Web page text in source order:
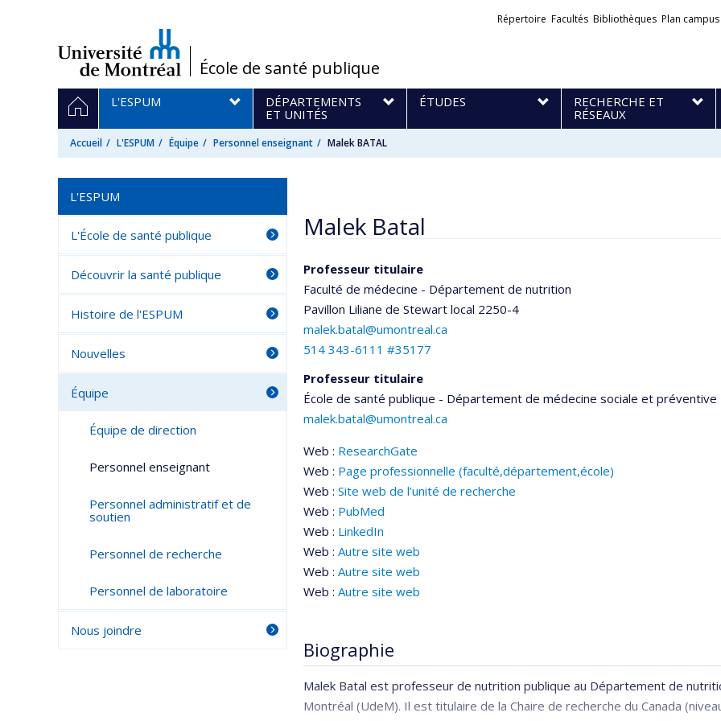
/École de santé publique
Liens
Répertoire Facultés Bibliothèques Plan campus
Navigation
principale
ACCUEIL
L'ESPUM
DÉPARTEMENTS
ET UNITÉS
ÉTUDES
RECHERCHE ET
RÉSEAUX
Accueil L'ESPUM Équipe Personnel enseignant Malek BATAL
Malek Batal
Professeur titulaire
Faculté de médecine - Département de nutrition
Pavillon Liliane de Stewart local 2250-4
malek.batal@umontreal.ca
514 343-6111 #35177
Professeur titulaire
École de santé publique - Département de médecine sociale et préventive
malek.batal@umontreal.ca
Web : ResearchGate
Web : Page professionnelle (faculté,département,école)
Web : Site web de l’unité de recherche
Web : PubMed
Web : LinkedIn
Web : Autre site web
Web : Autre site web
Web : Autre site web
Biographie
Malek Batal est professeur de nutrition publique au Département de
Montréal (UdeM). Il est titulaire de la Chaire de recherche du Canada
L'ESPUM
L'École de santé publique
Découvrir la santé publique
Histoire de l'ESPUM
Nouvelles
Équipe
Équipe de direction
Personnel enseignant
Personnel administratif et de
soutien
Personnel de recherche
Personnel de laboratoire
Nous joindre